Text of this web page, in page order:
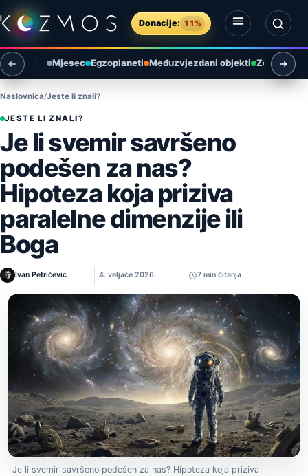
Preskoči na sadržaj
Donacije: 11%
Otvori izbornik
Otvori pretragu
Mjesec Egzoplaneti Međuzvjezdani objekti Zemlja i
Naslovnica Jeste li znali?
JESTE LI ZNALI?
Je li svemir savršeno
podešen za nas?
Hipoteza koja priziva
paralelne dimenzije ili
Boga
Ivan Petričević 4. veljače 2026. 7 min čitanja
Je li svemir savršeno podešen za nas? Hipoteza koja priziva